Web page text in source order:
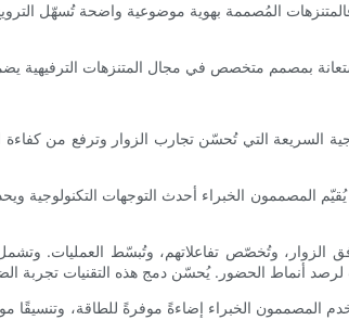
المُصممة بهوية موضوعية واضحة تُسهّل
السريعة التي تُحسّن تجارب الزوار وترفع من كفاءة
المصممون الخبراء أحدث التوجهات التكنولوجية
وتُخصّص تفاعلاتهم، وتُبسّط العمليات. وتشمل
المصممون الخبراء إضاءةً موفرةً للطاقة، وتنسيقًا